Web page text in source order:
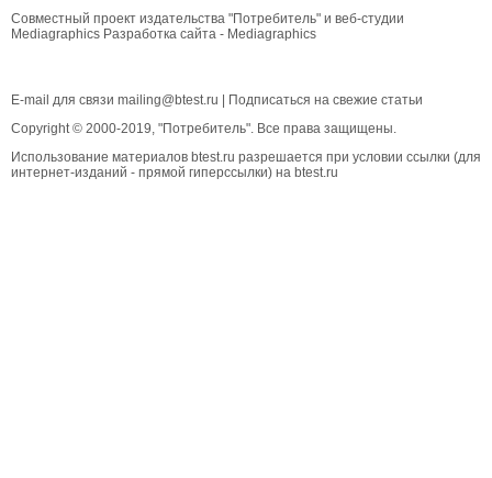
Совместный проект издательства "Потребитель" и веб-студии
Mediagraphics Разработка сайта - Mediagraphics
E-mail для связи mailing@btest.ru
Подписаться на свежие статьи
Copyright © 2000-2019, "Потребитель". Все права защищены.
Использование материалов btest.ru разрешается при условии ссылки (для
интернет-изданий - прямой гиперссылки) на btest.ru